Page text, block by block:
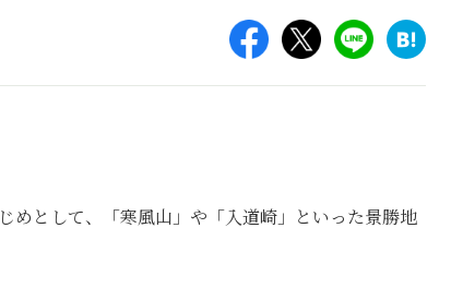
めとして、「寒風山」や「入道崎」といった景勝地